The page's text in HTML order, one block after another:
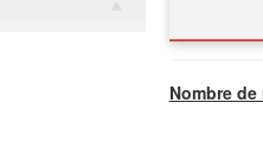
Nombre